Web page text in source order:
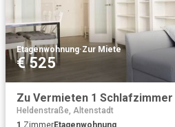
Etagenwohnung·Zur Miete
€ 525
Heldenstraße, Altenstadt